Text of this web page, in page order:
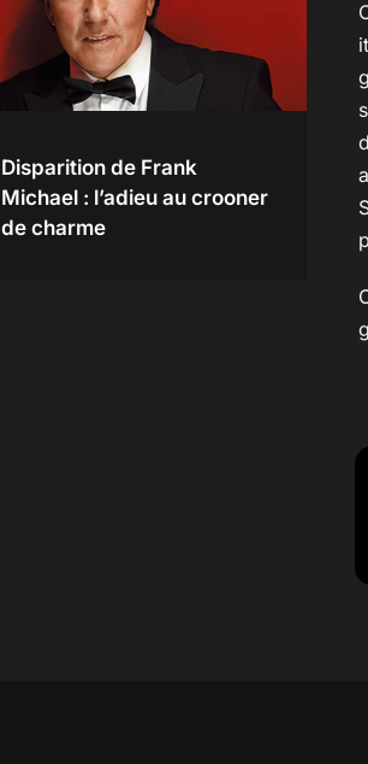
Disparition de Frank
Michael : l’adieu au crooner
de charme